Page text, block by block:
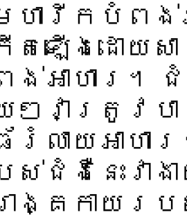
រីកបំពង់អា
តឡើងដោយសា
អាហារ។
យៗវាត្រូវប
លាយអាហា
ជំងឺនេះវាង
រាង្គកាយរ